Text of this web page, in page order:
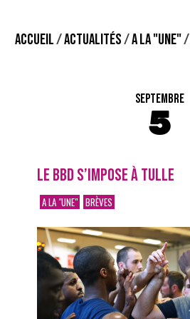
ACCUEIL/ACTUALITÉS/A LA "UNE"/
SEPTEMBRE
5
LE BBD S’IMPOSE À TULLE
A LA "UNE" BRÈVES